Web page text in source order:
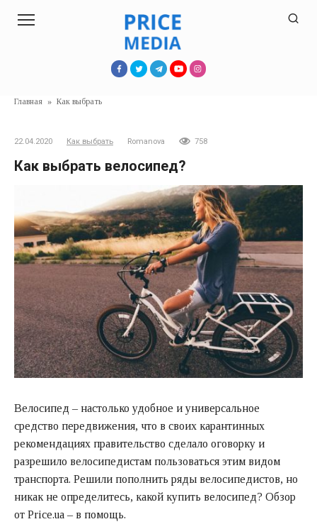
Главная » Как выбрать
22.04.2020 Как выбрать Romanova 758
Как выбрать велосипед?
Велосипед – настолько удобное и универсальное
средство передвижения, что в своих карантинных
рекомендациях правительство сделало оговорку и
разрешило велосипедистам пользоваться этим видом
транспорта. Решили пополнить ряды велосипедистов, но
никак не определитесь, какой купить велосипед? Обзор
от Price.ua – в помощь.